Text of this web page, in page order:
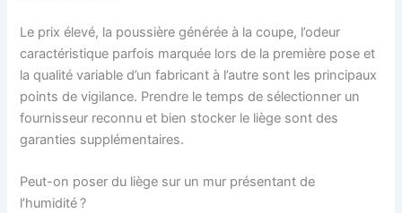
Le prix élevé, la poussière générée à la coupe, l’odeur
caractéristique parfois marquée lors de la première pose et
la qualité variable d’un fabricant à l’autre sont les principaux
points de vigilance. Prendre le temps de sélectionner un
fournisseur reconnu et bien stocker le liège sont des
garanties supplémentaires.
Peut-on poser du liège sur un mur présentant de
l’humidité ?